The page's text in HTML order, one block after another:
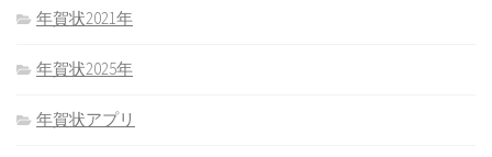
年賀状2021年
年賀状2025年
年賀状アプリ